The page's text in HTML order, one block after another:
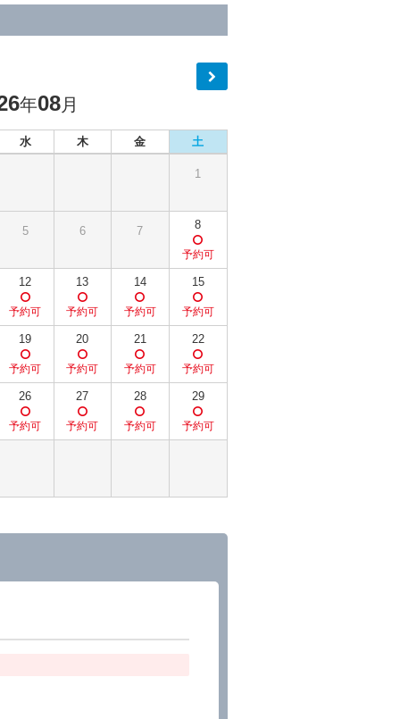
年08月
水 木 金 土
1
5 6 7 8
12 13 14 15
19 20 21 22
26 27 28 29